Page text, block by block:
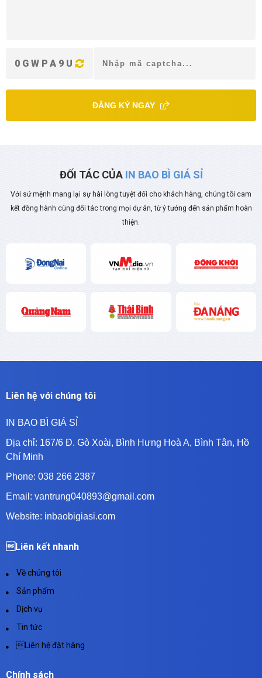
0GWPA9U
ĐĂNG KÝ NGAY
ĐỐI TÁC CỦA IN BAO BÌ GIÁ SỈ
Với sứ mệnh mang lại sự hài lòng tuyệt đối cho khách hàng, chúng tôi cam
kết đồng hành cùng đối tác trong mọi dự án, từ ý tưởng đến sản phẩm hoàn
thiện.
Liên hệ với chúng tôi
IN BAO BÌ GIÁ SỈ
Địa chỉ: 167/6 Đ. Gò Xoài, Bình Hưng Hoà A, Bình Tân, Hồ
Chí Minh
Phone: 038 266 2387
Email: vantrung040893@gmail.com
Website: inbaobigiasi.com
Liên kết nhanh
Về chúng tôi
Sản phẩm
Dịch vụ
Tin tức
Liên hệ đặt hàng
Chính sách